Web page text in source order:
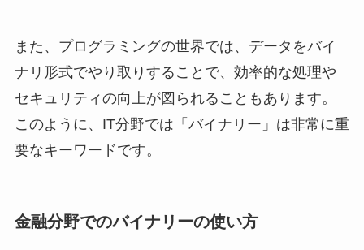
また、プログラミングの世界では、データをバイ
ナリ形式でやり取りすることで、効率的な処理や
セキュリティの向上が図られることもあります。
このように、IT分野では「バイナリー」は非常に重
要なキーワードです。
金融分野でのバイナリーの使い方